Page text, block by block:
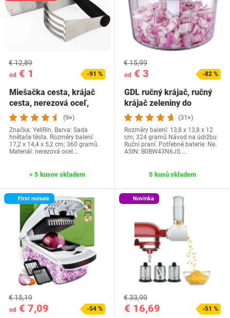
od € 1
€ 12,89
-91 %
Miešačka cesta, krájač
cesta, nerezová oceľ,
miešačka múky,…
(9×)
Značka: YellRin. Barva: Sada
hnětače těsta. Rozměry balení:
17,2 x 14,4 x 5,2 cm; 360 gramů.
Materiál: nerezová ocel.…
> 5 kusov skladem
od € 3
€ 15,99
-82 %
GDL ručný krájač, ručný
krájač zeleniny do
kuchyne, ručný…(31×)
Rozměry balení: 13,8 x 13,8 x 12
cm; 324 gramů Návod na údržbu:
Ruční praní. Potřebné baterie: Ne.
ASIN: B0BW43N6JS.…
5 kusů skladem
First minute
od € 7,09
€ 15,19
-54 %
Novinka
€ 16,69
€ 33,99
-51 %